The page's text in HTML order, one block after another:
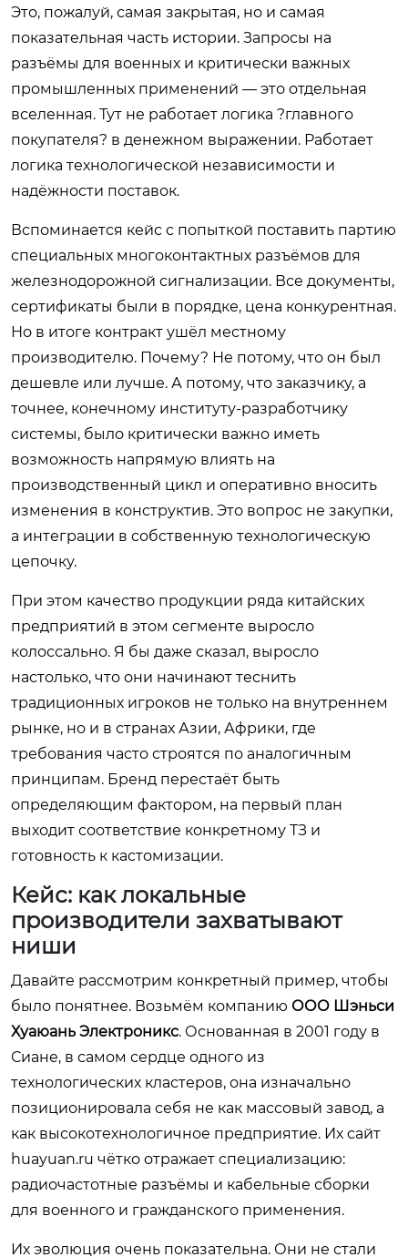
Это, пожалуй, самая закрытая, но и самая
показательная часть истории. Запросы на
разъёмы для военных и критически важных
промышленных применений — это отдельная
вселенная. Тут не работает логика ?главного
покупателя? в денежном выражении. Работает
логика технологической независимости и
надёжности поставок.
Вспоминается кейс с попыткой поставить партию
специальных многоконтактных разъёмов для
железнодорожной сигнализации. Все документы,
сертификаты были в порядке, цена конкурентная.
Но в итоге контракт ушёл местному
производителю. Почему? Не потому, что он был
дешевле или лучше. А потому, что заказчику, а
точнее, конечному институту-разработчику
системы, было критически важно иметь
возможность напрямую влиять на
производственный цикл и оперативно вносить
изменения в конструктив. Это вопрос не закупки,
а интеграции в собственную технологическую
цепочку.
При этом качество продукции ряда китайских
предприятий в этом сегменте выросло
колоссально. Я бы даже сказал, выросло
настолько, что они начинают теснить
традиционных игроков не только на внутреннем
рынке, но и в странах Азии, Африки, где
требования часто строятся по аналогичным
принципам. Бренд перестаёт быть
определяющим фактором, на первый план
выходит соответствие конкретному ТЗ и
готовность к кастомизации.
Кейс: как локальные
производители захватывают
ниши
Давайте рассмотрим конкретный пример, чтобы
было понятнее. Возьмём компанию ООО Шэньси
Хуаюань Электроникс. Основанная в 2001 году в
Сиане, в самом сердце одного из
технологических кластеров, она изначально
позиционировала себя не как массовый завод, а
как высокотехнологичное предприятие. Их сайт
huayuan.ru чётко отражает специализацию:
радиочастотные разъёмы и кабельные сборки
для военного и гражданского применения.
Их эволюция очень показательна. Они не стали